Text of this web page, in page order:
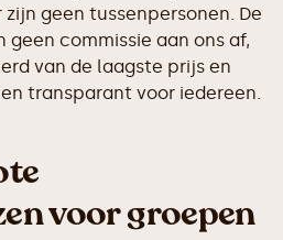
geen tussenpersonen. De
commissie aan ons af,
van de laagste prijs en
transparant voor iedereen.
voor groepen